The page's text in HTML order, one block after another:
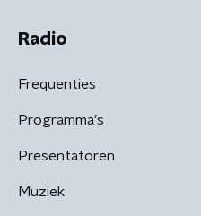
Radio
Frequenties
Programma's
Presentatoren
Muziek